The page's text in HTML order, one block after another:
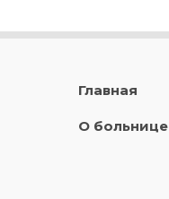
Главная
О больнице